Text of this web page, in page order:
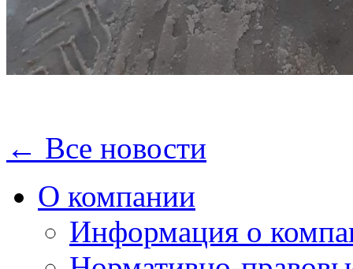
← Все новости
О компании
Информация о